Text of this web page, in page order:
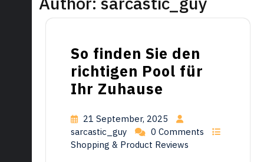
So finden Sie den
richtigen Pool für
Ihr Zuhause
21 September, 2025
sarcastic_guy
0 Comments
Shopping & Product Reviews